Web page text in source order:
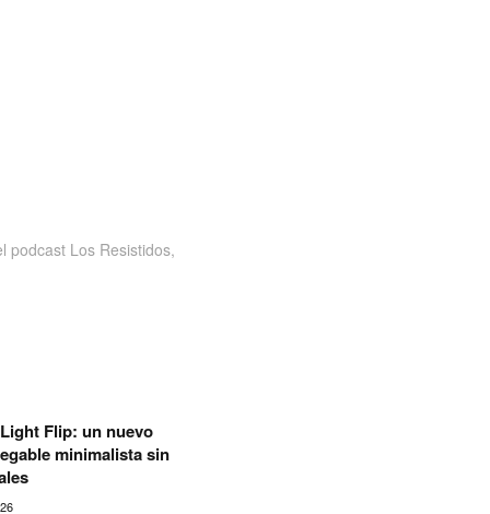
podcast Los Resistidos,
Flip: un nuevo
minimalista sin